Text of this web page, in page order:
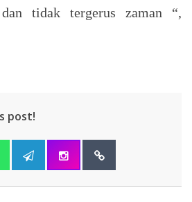
tidak tergerus zaman “,
post!